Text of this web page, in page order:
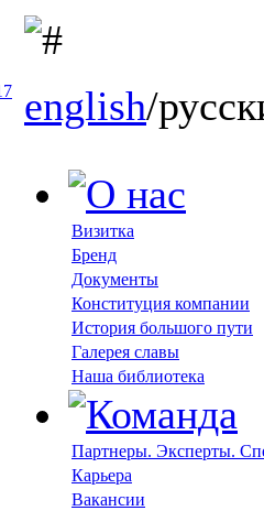
english/
Визитка
Бренд
Документы
Конституция компании
История большого пути
Галерея славы
Наша библиотека
Партнеры. Эксперты.
Карьера
Вакансии